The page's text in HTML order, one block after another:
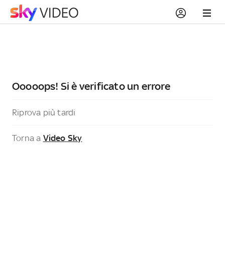
Ooooops! Si è verificato un errore
Riprova più tardi
Torna a Video Sky